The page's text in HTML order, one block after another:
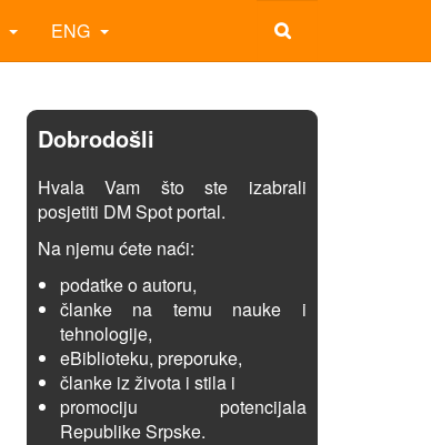
ENG
Dobrodošli
Hvala Vam što ste izabrali
posjetiti DM Spot portal.
Na njemu ćete naći:
podatke o autoru,
članke na temu nauke i
tehnologije,
eBiblioteku, preporuke,
članke iz života i stila i
promociju potencijala
Republike Srpske.